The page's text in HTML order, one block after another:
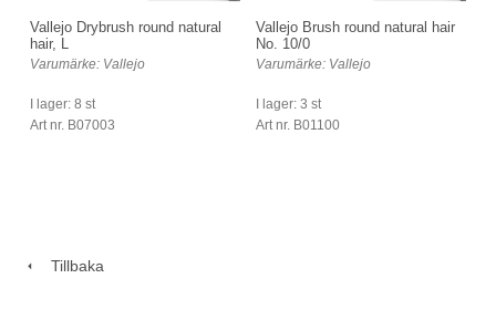
Vallejo Drybrush round natural
hair, L
Varumärke: Vallejo
I lager: 8 st
Art nr. B07003
Vallejo Brush round natural hair
No. 10/0
Varumärke: Vallejo
I lager: 3 st
Art nr. B01100
Tillbaka